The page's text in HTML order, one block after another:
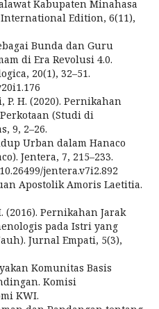
Kabupaten Minahasa
Edition, 6(11),
Bunda dan Guru
di Era Revolusi 4.0.
20(1), 32–51.
P. H. (2020). Pernikahan
(Studi di
9, 2–26.
Urban dalam Hanaco
Jentera, 7, 215–233.
jentera.v7i2.892
Apostolik Amoris Laetitia.
(2016). Pernikahan Jarak
pada Istri yang
Jurnal Empati, 5(3),
Komunitas Basis
Komisi
KWI.